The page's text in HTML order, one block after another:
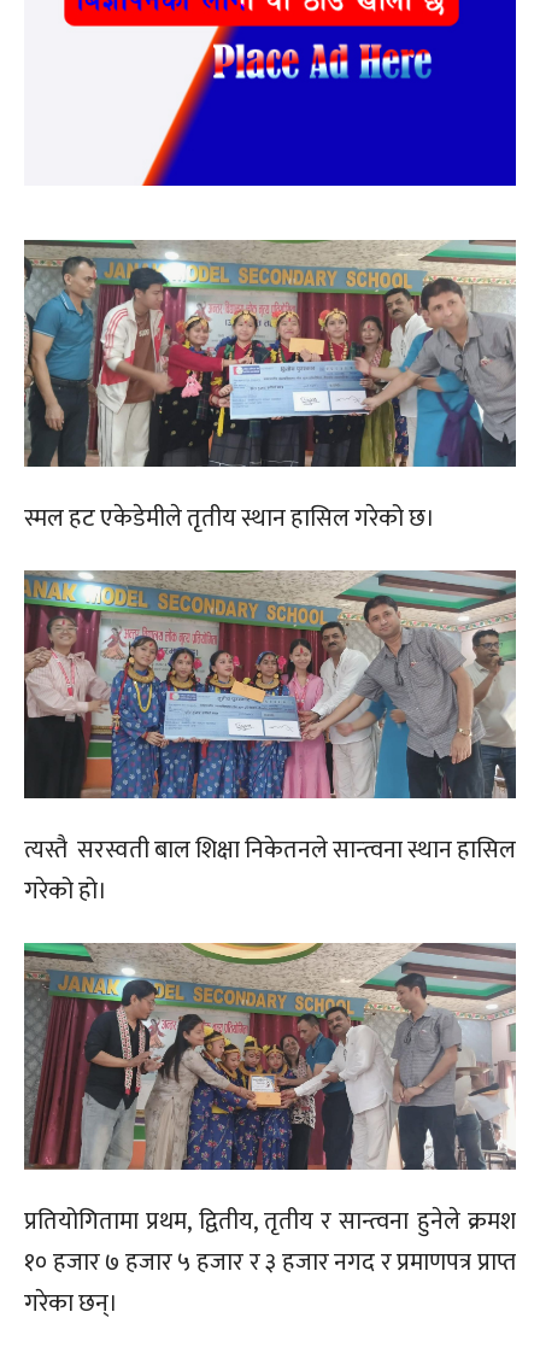
स्मल हट एकेडेमीले तृतीय स्थान हासिल गरेको छ।
त्यस्तै सरस्वती बाल शिक्षा निकेतनले सान्त्वना स्थान हासिल
गरेको हो।
प्रतियोगितामा प्रथम, द्वितीय, तृतीय र सान्त्वना हुनेले क्रमश
१० हजार ७ हजार ५ हजार र ३ हजार नगद र प्रमाणपत्र प्राप्त
गरेका छन्।